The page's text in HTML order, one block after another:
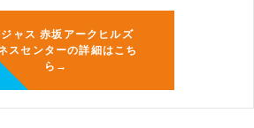
ジャス 赤坂アークヒルズ
スセンターの詳細はこち
ら→